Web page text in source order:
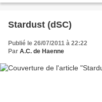
Stardust (dSC)
Publié le 26/07/2011 à 22:22
Par A.C. de Haenne